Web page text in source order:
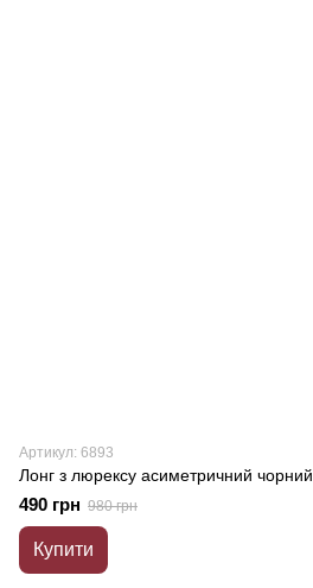
Артикул: 6893
Лонг з люрексу асиметричний чорний
490 грн 980 грн
Купити